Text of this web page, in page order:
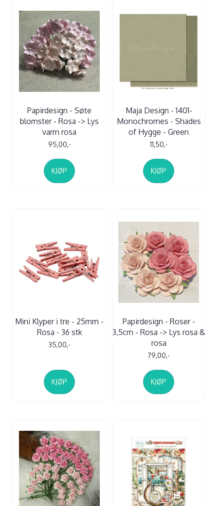
Papirdesign - Søte
blomster - Rosa -> Lys
varm rosa
95,00,-
KJØP
Maja Design - 1401-
Monochromes - Shades
of Hygge - Green
11,50,-
KJØP
Mini Klyper i tre - 25mm -
Rosa - 36 stk
35,00,-
KJØP
Papirdesign - Roser -
3,5cm - Rosa -> Lys rosa &
rosa
79,00,-
KJØP